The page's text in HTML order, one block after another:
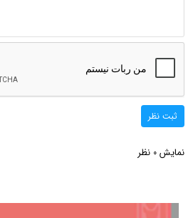
ثبت نظر
نمایش 0 نظر